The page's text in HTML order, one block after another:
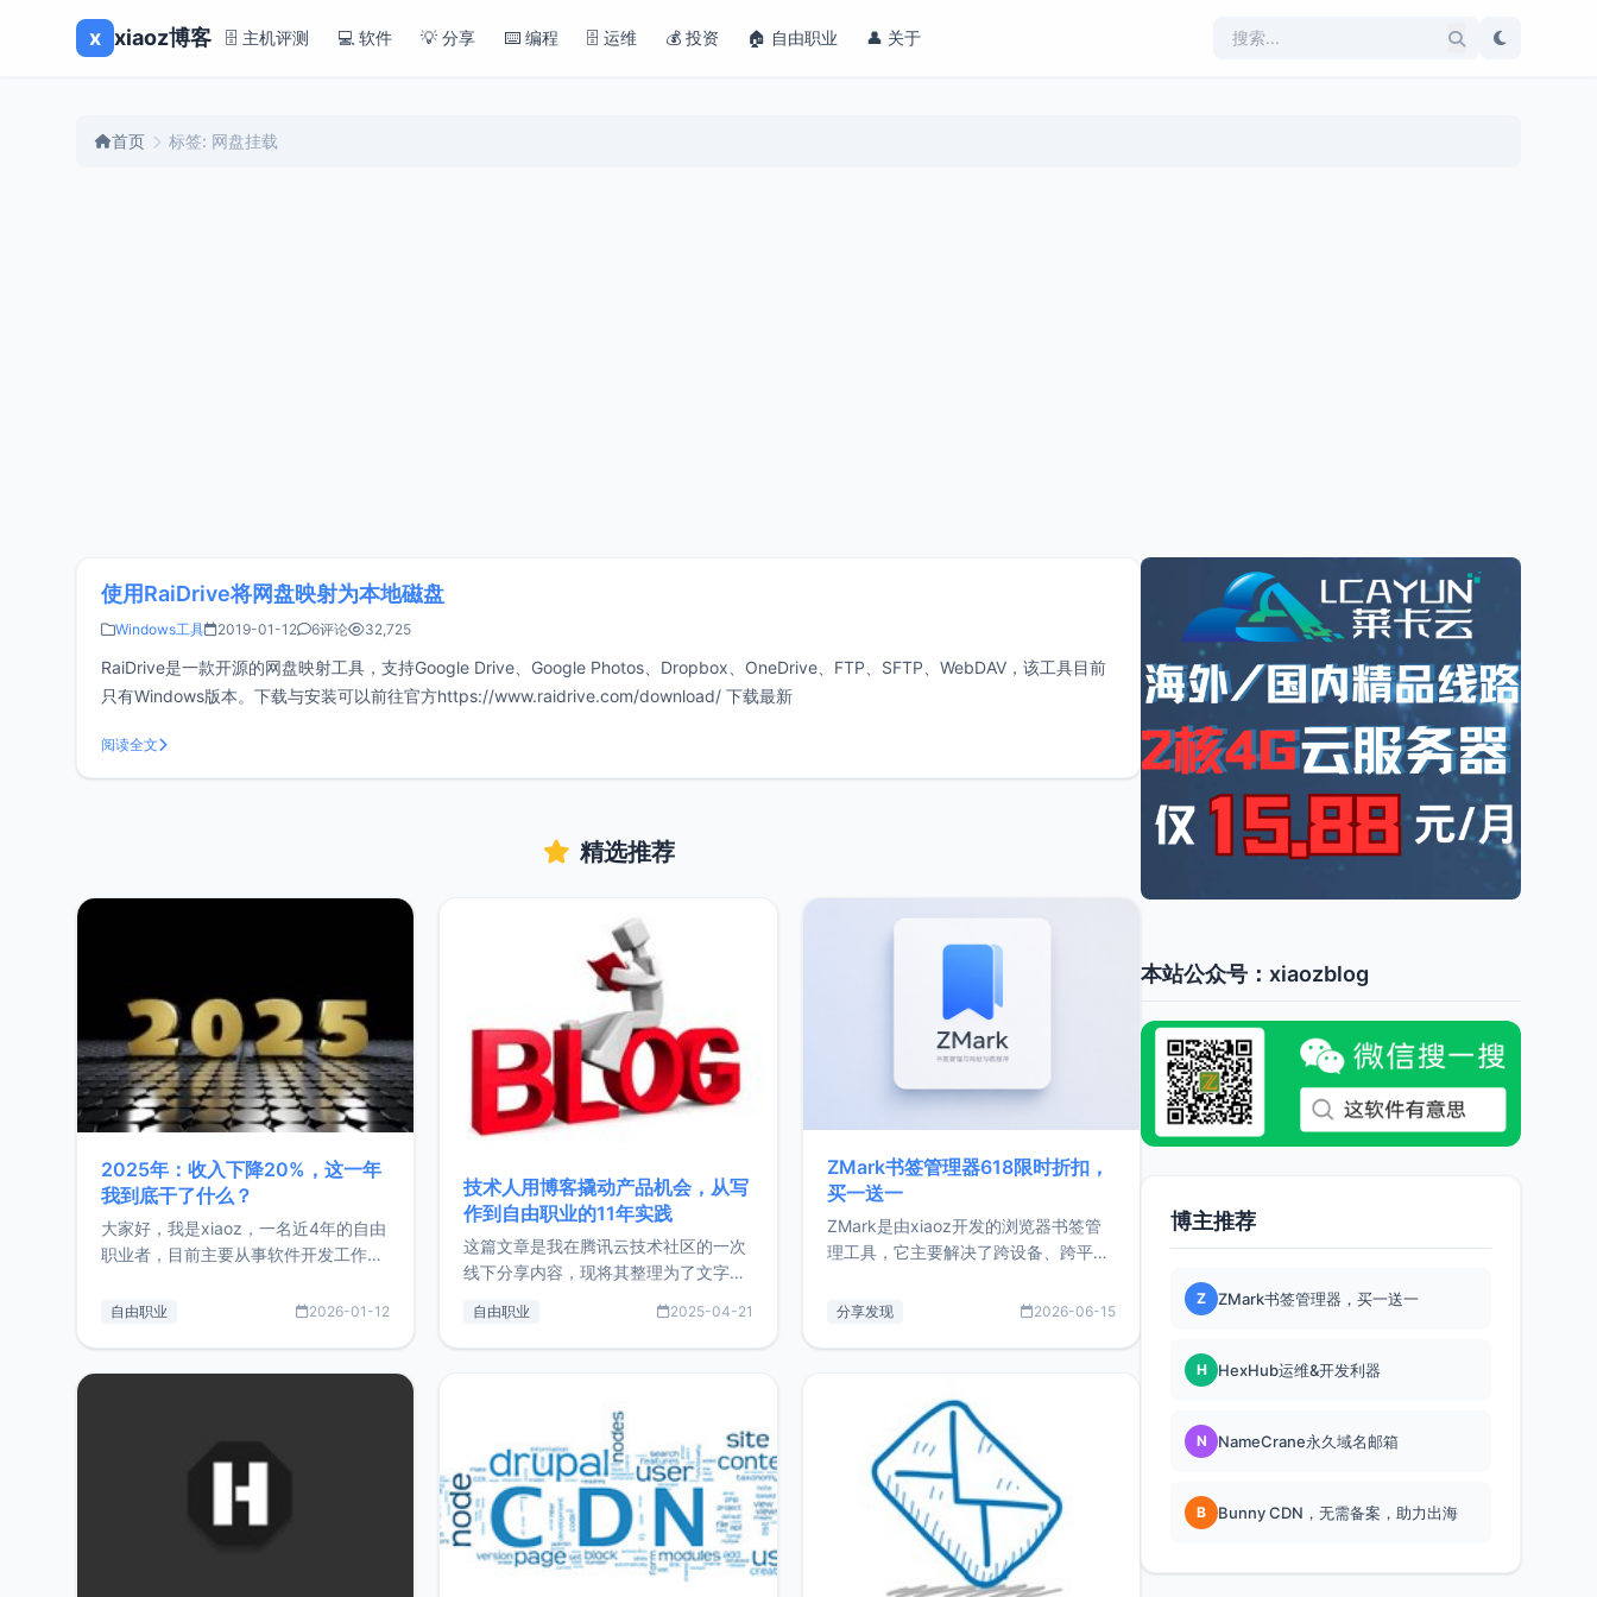
x xiaoz博客 🗄️ 主机评测 💻 软件 💡 分享 ⌨️ 编程 🗄️ 运维 💰 投资 🏠 自由职业 👤 关于
首页 标签: 网盘挂载
使用RaiDrive将网盘映射为本地磁盘
Windows工具 2019-01-12 6评论 32,725
RaiDrive是一款开源的网盘映射工具，支持Google Drive、Google Photos、Dropbox、OneDrive、FTP、SFTP、WebDAV，该工具目前
只有Windows版本。下载与安装可以前往官方https://www.raidrive.com/download/ 下载最新
阅读全文
精选推荐
2025年：收入下降20%，这一年
我到底干了什么？
大家好，我是xiaoz，一名近4年的自由
职业者，目前主要从事软件开发工作。
的总结，内容主要包括：工作、学习、
自由职业 2026-01-12
技术人用博客撬动产品机会，从写
作到自由职业的11年实践
这篇文章是我在腾讯云技术社区的一次
线下分享内容，现将其整理为了文字
版，分享了写博客11年来的经历，以及
通过博客过渡到做产品和走向自由职业
的一个小故事。文中还首次公开了我的
前从事服务器运维相关工作，现在已经
转自由职业3年，目前
自由职业 2025-04-21
ZMark书签管理器618限时折扣，
买一送一
ZMark是由xiaoz开发的浏览器书签管
理工具，它主要解决了跨设备、跨平
做到一处部署、随处访问。同时，它还
量级： 使用Bun + Hono.js
分享发现 2026-06-15
本站公众号：xiaozblog
博主推荐
Z ZMark书签管理器，买一送一
H HexHub运维&开发利器
N NameCrane永久域名邮箱
B Bunny CDN，无需备案，助力出海